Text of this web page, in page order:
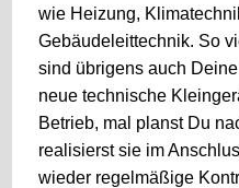
wie Heizung,
Gebäudeleittechnik. So
sind übrigens auch
neue technische
Betrieb, mal planst Du
realisierst sie im
wieder regelmäßige